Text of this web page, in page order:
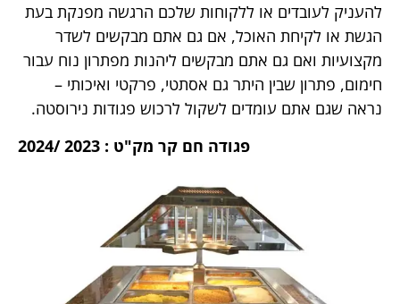
להעניק לעובדים או ללקוחות שלכם הרגשה מפנקת בעת
הגשת או לקיחת האוכל, אם גם אתם מבקשים לשדר
מקצועיות ואם גם אתם מבקשים ליהנות מפתרון נוח עבור
חימום, פתרון שבין היתר גם אסתטי, פרקטי ואיכותי –
נראה שגם אתם עומדים לשקול לרכוש פגודות נירוסטה.
פגודה חם קר מק"ט : 2023 /2024